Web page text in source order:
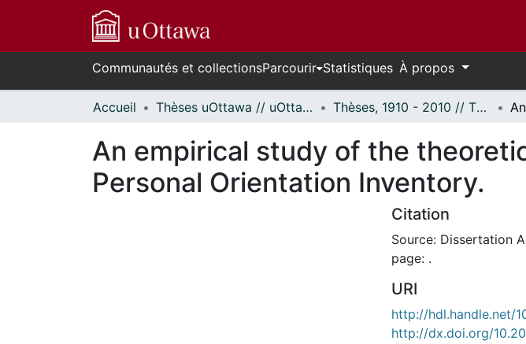
Communautés et collectionsParcourir Statistiques À propos
Accueil Thèses uOttawa // uOttawa Theses Thèses, 1910 - 2010 // Theses, 1910 - 2010
An empirical study of the
Personal Orientation Inventory.
Citation
Source: Dissertation
page: .
URI
http://hdl.handle.net/
http://dx.doi.org/